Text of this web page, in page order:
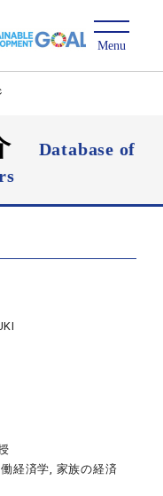
Database of
経済学, 家族の経済